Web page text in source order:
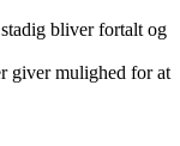
bliver fortalt og
giver mulighed for at